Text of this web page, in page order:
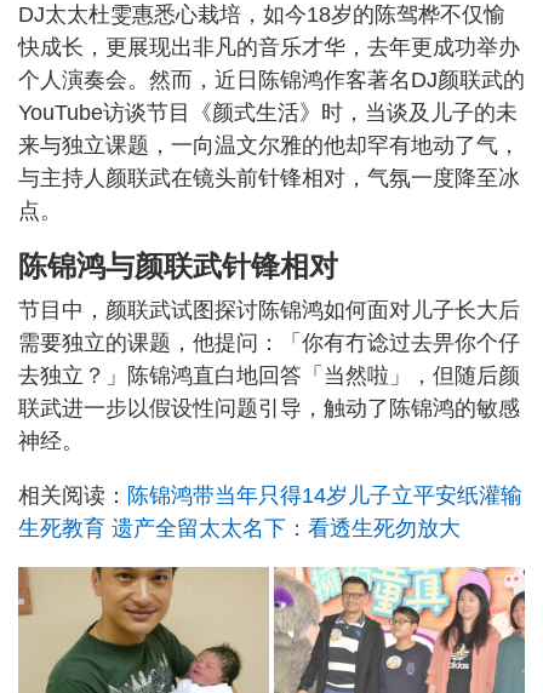
DJ太太杜雯惠悉心栽培，如今18岁的陈驾桦不仅愉
快成长，更展现出非凡的音乐才华，去年更成功举办
个人演奏会。然而，近日陈锦鸿作客著名DJ颜联武的
YouTube访谈节目《颜式生活》时，当谈及儿子的未
来与独立课题，一向温文尔雅的他却罕有地动了气，
与主持人颜联武在镜头前针锋相对，气氛一度降至冰
点。
陈锦鸿与颜联武针锋相对
节目中，颜联武试图探讨陈锦鸿如何面对儿子长大后
需要独立的课题，他提问：「你有冇谂过去畀你个仔
去独立？」陈锦鸿直白地回答「当然啦」，但随后颜
联武进一步以假设性问题引导，触动了陈锦鸿的敏感
神经。
相关阅读： 陈锦鸿带当年只得14岁儿子立平安纸灌输
生死教育 遗产全留太太名下：看透生死勿放大